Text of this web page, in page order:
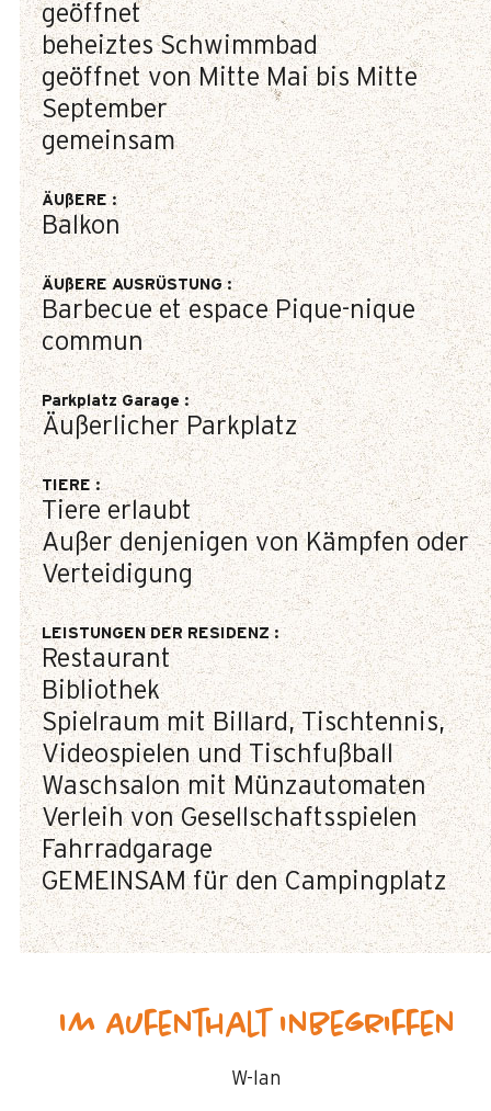
geöffnet
beheiztes Schwimmbad
geöffnet von Mitte Mai bis Mitte
September
gemeinsam
ÄUßERE:
Balkon
ÄUßERE AUSRÜSTUNG:
Barbecue et espace Pique-nique
commun
Parkplatz Garage:
Äußerlicher Parkplatz
TIERE:
Tiere erlaubt
Außer denjenigen von Kämpfen oder
Verteidigung
LEISTUNGEN DER RESIDENZ:
Restaurant
Bibliothek
Spielraum mit Billard, Tischtennis,
Videospielen und Tischfußball
Waschsalon mit Münzautomaten
Verleih von Gesellschaftsspielen
Fahrradgarage
GEMEINSAM für den Campingplatz
Im Aufenthalt inbegriffen
W-lan